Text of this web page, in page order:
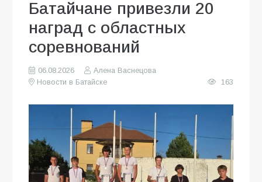
Батайчане привезли 20
наград с областных
соревнований
06.08.2026
Алена Васнецова
Новости в Батайске
163